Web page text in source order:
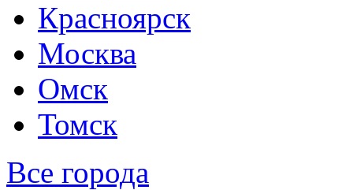
Красноярск
Москва
Омск
Томск
Все города